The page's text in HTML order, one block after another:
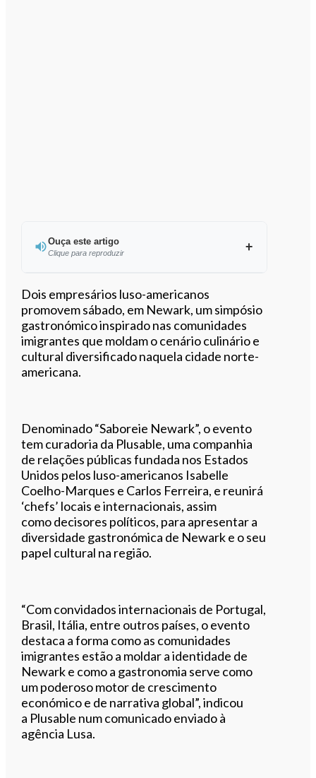
Ouça este artigo
Clique para reproduzir
Ouvir este artigo
Dois empresários luso-americanos
promovem sábado, em Newark, um simpósio
gastronómico inspirado nas comunidades
imigrantes que moldam o cenário culinário e
cultural diversificado naquela cidade norte-
americana.
Denominado “Saboreie Newark”, o evento
tem curadoria da Plusable, uma companhia
de relações públicas fundada nos Estados
Unidos pelos luso-americanos Isabelle
Coelho-Marques e Carlos Ferreira, e reunirá
‘chefs’ locais e internacionais, assim
como decisores políticos, para apresentar a
diversidade gastronómica de Newark e o seu
papel cultural na região.
“Com convidados internacionais de Portugal,
Brasil, Itália, entre outros países, o evento
destaca a forma como as comunidades
imigrantes estão a moldar a identidade de
Newark e como a gastronomia serve como
um poderoso motor de crescimento
económico e de narrativa global”, indicou
a Plusable num comunicado enviado à
agência Lusa.